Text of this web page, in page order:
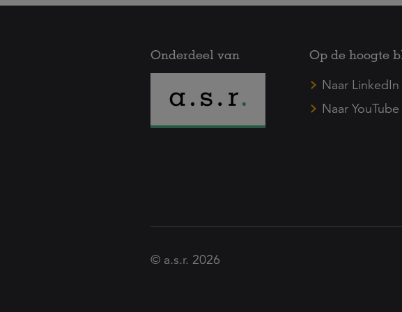
Onderdeel van
Op de hoogte
Naar LinkedIn
Naar YouTube
© a.s.r. 2026